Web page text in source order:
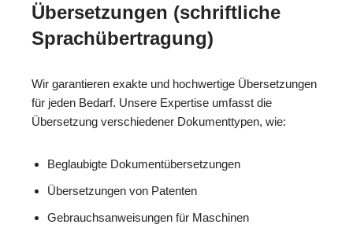
Übersetzungen (schriftliche
Sprachübertragung)
Wir garantieren exakte und hochwertige Übersetzungen
für jeden Bedarf. Unsere Expertise umfasst die
Übersetzung verschiedener Dokumenttypen, wie:
Beglaubigte Dokumentübersetzungen
Übersetzungen von Patenten
Gebrauchsanweisungen für Maschinen